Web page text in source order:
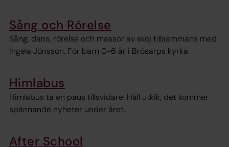
Sång och Rörelse
Sång, dans, rörelse och massor av skoj tillsammans med
Ingela Jönsson. För barn 0-6 år i Brösarps kyrka.
Himlabus
Himlabus ta en paus tillsvidare. Håll utkik, det kommer
spännande nyheter under året.
After School